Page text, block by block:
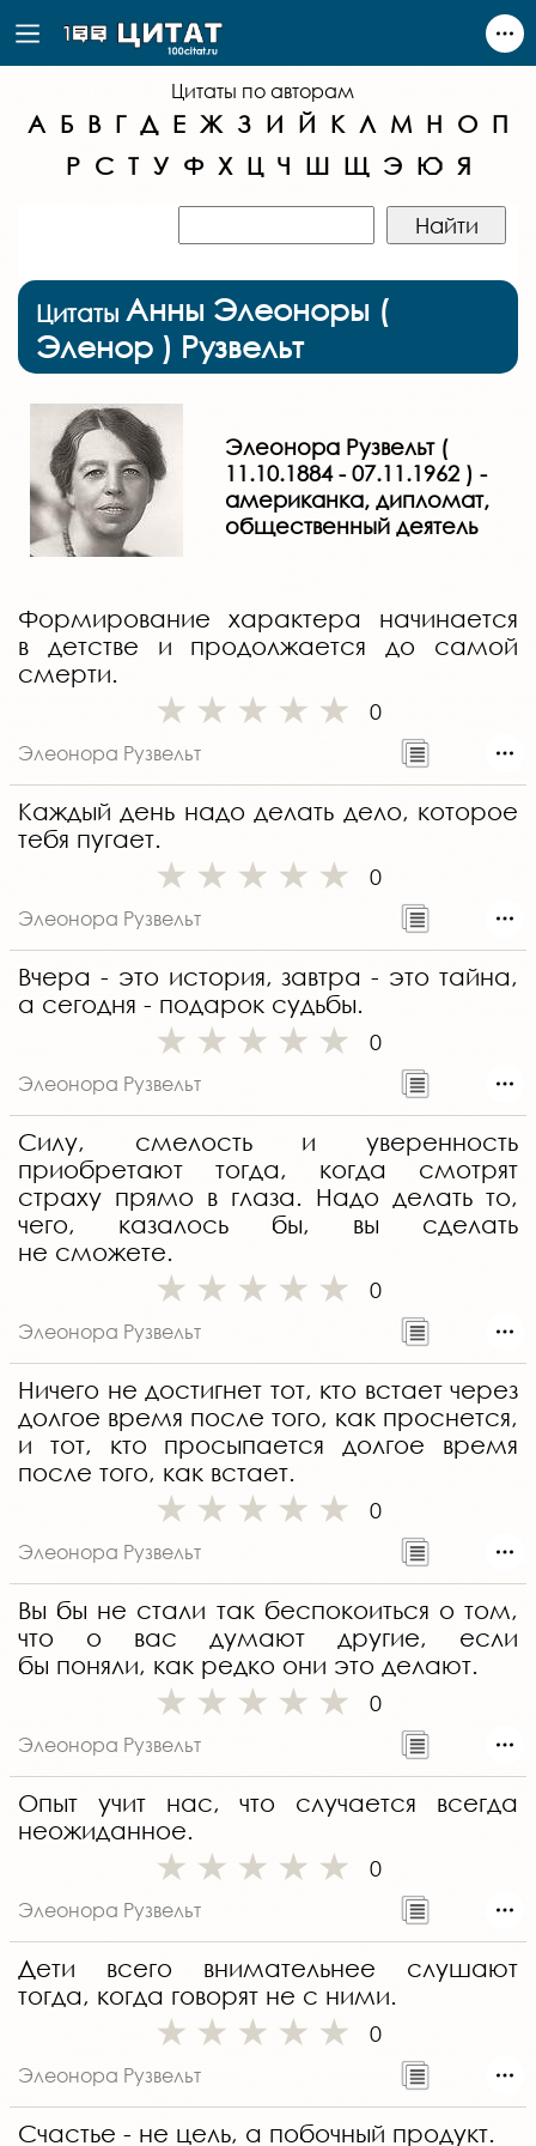
Цитаты по авторам
А Б В Г Д Е Ж З И Й К Л М Н О П
Р С Т У Ф Х Ц Ч Ш Щ Э Ю Я
Цитаты Анны Элеоноры (
Эленор ) Рузвельт
Элеонора Рузвельт (
11.10.1884 - 07.11.1962 ) -
американка, дипломат,
общественный деятель
Формирование характера начинается
в детстве и продолжается до самой
смерти.
0
Элеонора Рузвельт
Каждый день надо делать дело, которое
тебя пугает.
0
Элеонора Рузвельт
Вчера - это история, завтра - это тайна,
а сегодня - подарок судьбы.
0
Элеонора Рузвельт
Силу, смелость и уверенность
приобретают тогда, когда смотрят
страху прямо в глаза. Надо делать то,
чего, казалось бы, вы сделать
не сможете.
0
Элеонора Рузвельт
Ничего не достигнет тот, кто встает через
долгое время после того, как проснется,
и тот, кто просыпается долгое время
после того, как встает.
0
Элеонора Рузвельт
Вы бы не стали так беспокоиться о том,
что о вас думают другие, если
бы поняли, как редко они это делают.
0
Элеонора Рузвельт
Опыт учит нас, что случается всегда
неожиданное.
0
Элеонора Рузвельт
Дети всего внимательнее слушают
тогда, когда говорят не с ними.
0
Элеонора Рузвельт
Счастье - не цель, а побочный продукт.